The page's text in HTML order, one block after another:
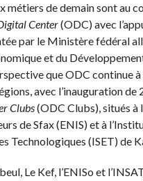
métiers de demain sont au
Center(ODC) avec
par le Ministère fédéral
et du
que ODC continue à
avec l’inauguration de
Clubs(ODC Clubs), situés à
de Sfax (ENIS) et à
Technologiques (ISET) de
Le Kef, l’ENISo et